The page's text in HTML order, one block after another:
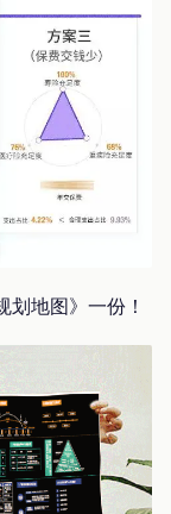
地图》一份！